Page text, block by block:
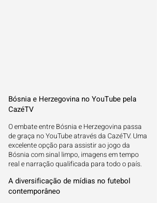
Bósnia e Herzegovina no YouTube pela
CazéTV
O embate entre Bósnia e Herzegovina passa
de graça no YouTube através da CazéTV. Uma
excelente opção para assistir ao jogo da
Bósnia com sinal limpo, imagens em tempo
real e narração qualificada para todo o país.
A diversificação de mídias no futebol
contemporâneo